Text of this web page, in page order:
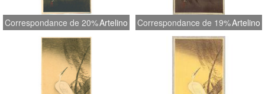
Correspondance de 20%Artelino Correspondance de 19%Artelino